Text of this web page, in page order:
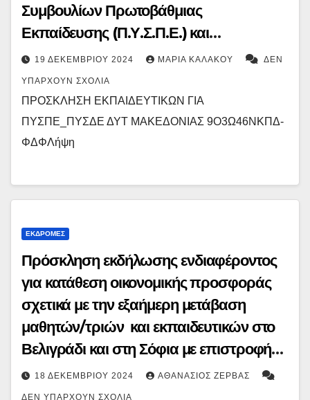
Συμβουλίων Πρωτοβάθμιας
Εκπαίδευσης (Π.Υ.Σ.Π.Ε.) και
Δευτεροβάθμιας Εκπαίδευσης
(Π.Υ.Σ.Δ.Ε.) Δυτικής Μακεδονίας
19 ΔΕΚΕΜΒΡΊΟΥ 2024 ΜΑΡΊΑ ΚΑΛΆΚΟΥ ΔΕΝ
ΥΠΆΡΧΟΥΝ ΣΧΌΛΙΑ
ΠΡΟΣΚΛΗΣΗ ΕΚΠΑΙΔΕΥΤΙΚΩΝ ΓΙΑ
ΠΥΣΠΕ_ΠΥΣΔΕ ΔΥΤ ΜΑΚΕΔΟΝΙΑΣ 9Ο3Ω46ΝΚΠΔ-
ΦΔΦΛήψη
ΕΚΔΡΟΜΈΣ
Πρόσκληση εκδήλωσης ενδιαφέροντος
για κατάθεση οικονομικής προσφοράς
σχετικά με την εξαήμερη μετάβαση
μαθητών/τριών και εκπαιδευτικών στο
Βελιγράδι και στη Σόφια με επιστροφή
στα Γρεβενά, στο πλαίσιο εκπαιδευτικής
εκδρομής
18 ΔΕΚΕΜΒΡΊΟΥ 2024 ΑΘΑΝΆΣΙΟΣ ΖΈΡΒΑΣ
ΔΕΝ ΥΠΆΡΧΟΥΝ ΣΧΌΛΙΑ